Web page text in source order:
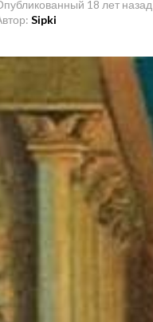
18 лет назад
Sipki